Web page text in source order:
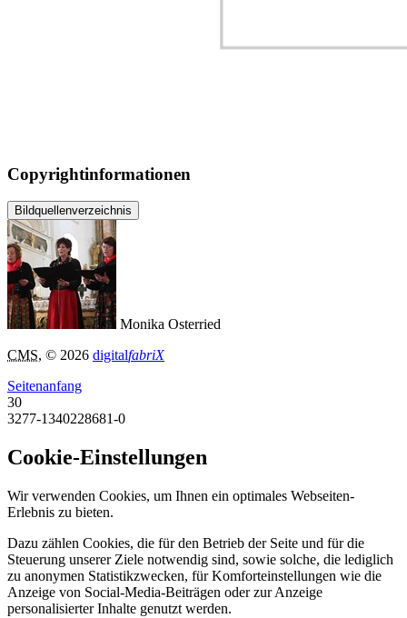
Copyrightinformationen
Bildquellenverzeichnis
Monika Osterried
CMS, © 2026 digitalfabriX
Seitenanfang
30
3277-1340228681-0
Cookie-Einstellungen
Wir verwenden Cookies, um Ihnen ein optimales Webseiten-
Erlebnis zu bieten.
Dazu zählen Cookies, die für den Betrieb der Seite und für die
Steuerung unserer Ziele notwendig sind, sowie solche, die lediglich
zu anonymen Statistikzwecken, für Komforteinstellungen wie die
Anzeige von Social-Media-Beiträgen oder zur Anzeige
personalisierter Inhalte genutzt werden.